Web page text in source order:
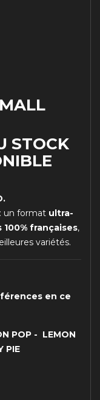
STOCK
: un format ultra-
100% françaises,
variétés.
en ce
POP - LEMON
PIE